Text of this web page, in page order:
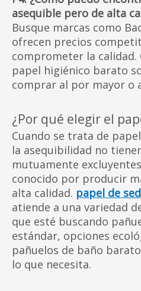
asequible pero de alta
Busque marcas como
ofrecen precios
comprometer la calidad.
papel higiénico barato
comprar al por mayor o
¿Por qué elegir el
Cuando se trata de
la asequibilidad no
mutuamente
conocido por producir
alta calidad. papel de
atiende a una variedad
que esté buscando
estándar, opciones
pañuelos de baño
lo que necesita.